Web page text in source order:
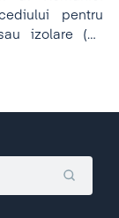
pentru
izolare (…),